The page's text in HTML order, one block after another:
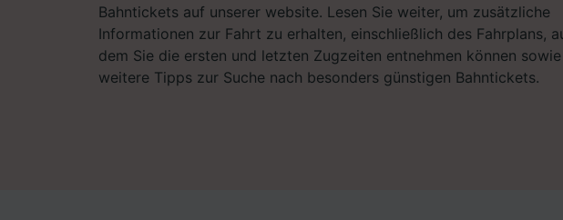
Bahntickets auf unserer website. Lesen Sie weiter, um zusätzliche
Informationen zur Fahrt zu erhalten, einschließlich des Fahrplans,
dem Sie die ersten und letzten Zugzeiten entnehmen können sowie
weitere Tipps zur Suche nach besonders günstigen Bahntickets.